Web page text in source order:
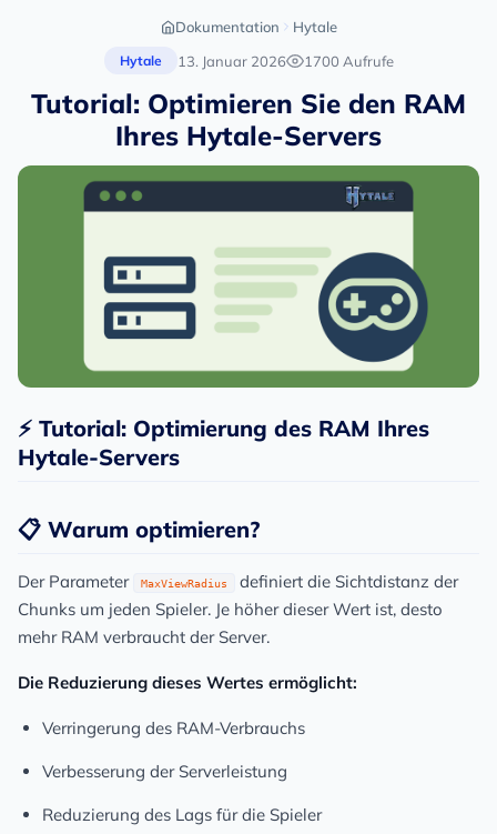
Dokumentation Hytale
Hytale 13. Januar 2026 1700 Aufrufe
Tutorial: Optimieren Sie den RAM
Ihres Hytale-Servers
⚡ Tutorial: Optimierung des RAM Ihres
Hytale-Servers
📋 Warum optimieren?
Der Parameter MaxViewRadius
definiert die Sichtdistanz der
Chunks um jeden Spieler. Je höher dieser Wert ist, desto
mehr RAM verbraucht der Server.
Die Reduzierung dieses Wertes ermöglicht:
Verringerung des RAM-Verbrauchs
Verbesserung der Serverleistung
Reduzierung des Lags für die Spieler